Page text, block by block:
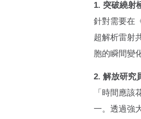
1. 突破繞射
針對需要在
超解析雷射
胞的瞬間變
2. 解放研究
「時間應
一。透過強